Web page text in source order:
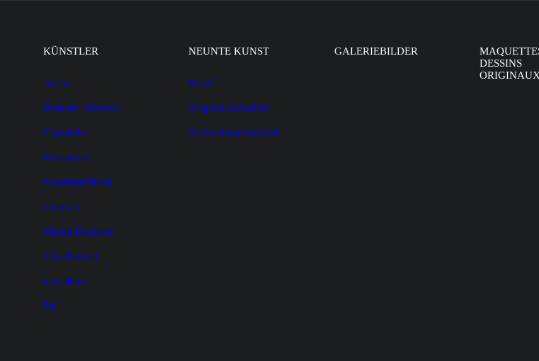
KÜNSTLER
Auriac
Bernard Villemot
Cappiello
Kassandra
Constant-Duval
Falcucci
Firmin Bouisset
Géo Dorival
Géo Ham
Pal
NEUNTE KUNST
Hergé
Original-Zelluloid
Originalzeichnungen
GALERIEBILDER
DESSINS